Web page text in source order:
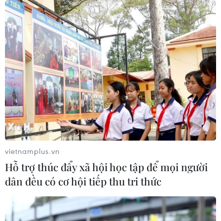
lộ 22B
07/08/2026 04:31
Phó Thủ tướng Phạm Thị Thanh Trà
dự lễ khởi công xây Trường THPT
Nam Đàn 1
07/08/2026 04:30
Gieo mầm tình yêu biển, đảo nơi
miền châu thổ sông Hồng
07/08/2026 04:29
Hãng hàng không Air Premia của
Hàn Quốc nối lại đường bay
vietnamplus.vn
Hỗ trợ thúc đẩy xã hội học tập để mọi người
dân đều có cơ hội tiếp thu tri thức